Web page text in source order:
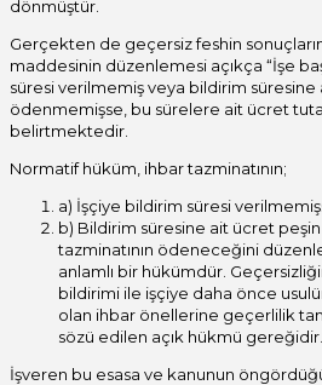
dönmüştür.
Gerçekten de geçersiz feshin
maddesinin düzenlemesi açıkça “İşe
süresi verilmemiş veya bildirim
ödenmemişse, bu sürelere ait ücret
belirtmektedir.
Normatif hüküm, ihbar tazminatının;
a) İşçiye bildirim süresi
b) Bildirim süresine ait ücret
tazminatının ödeneceğini
anlamlı bir hükümdür.
bildirimi ile işçiye daha önce
olan ihbar önellerine geçerlilik
sözü edilen açık hükmü gereğidir.
İşveren bu esasa ve kanunun